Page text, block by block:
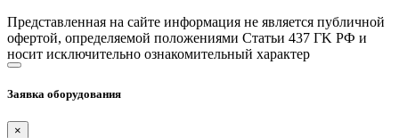
Представленная на сайте информация не является публичной
офертой, определяемой положениями Статьи 437 ГK РФ и
носит исключительно ознакомительный характер
Заявка оборудования
×